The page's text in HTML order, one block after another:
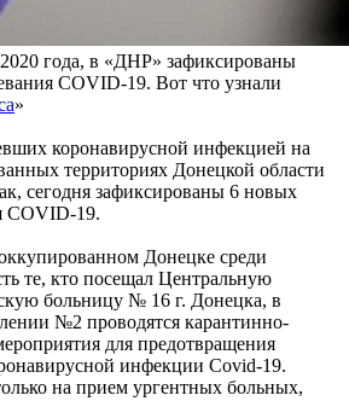
года, в «ДНР» зафиксированы
COVID-19. Вот что узнали
»
коронавирусной инфекцией на
территориях Донецкой области
сегодня зафиксированы 6 новых
COVID-19.
Донецке среди
те, кто посещал Центральную
больницу № 16 г. Донецка, в
№2 проводятся карантинно-
для предотвращения
инфекции Covid-19.
на прием ургентных больных,